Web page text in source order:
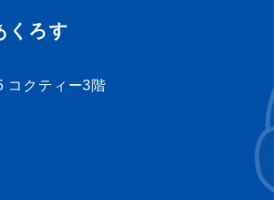
くろす
コクティー3階